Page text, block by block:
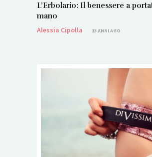
L’Erbolario: Il benessere a
mano
Alessia Cipolla
13 ANNI AGO